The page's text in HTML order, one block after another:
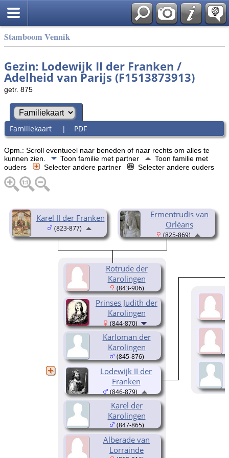
Stamboom Vennik
Gezin: Lodewijk II der Franken /
Adelheid van Parijs (F1513873913)
getr. 875
Familiekaart | PDF
Opm.: Scroll eventueel naar beneden of naar rechts om alles te
kunnen zien.
Toon familie met partner
Toon familie met
ouders
Selecter andere partner Selecter andere ouders
Karel II der Franken
(823-877)
Ermentrudis van
Orléans
(825-869)
Rotrude der
Karolingen
(843-906)
Prinses Judith der
Karolingen
(844-870)
Karloman der
Karolingen
(845-876)
Karel der
Karolingen
(847-865)
Alberade van
Lorrainde
Lodewijk II der
Franken
(846-879)